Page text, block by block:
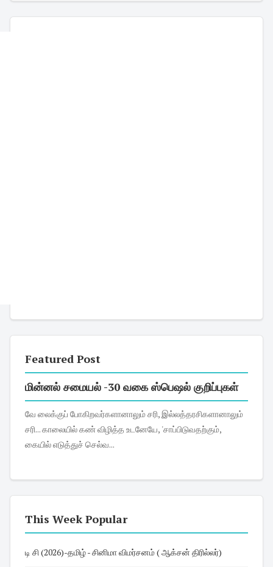
Featured Post
மின்னல் சமையல் -30 வகை ஸ்பெஷல் குறிப்புகள்
வே லைக்குப் போகிறவர்களானாலும் சரி, இல்லத்தரசிகளானாலும்
சரி... காலையில் கண் விழித்த உடனேயே, 'சாப்பிடுவதற்கும்,
கையில் எடுத்துச் செல்வ...
This Week Popular
டி சி (2026)-தமிழ் - சினிமா விமர்சனம் ( ஆக்சன் திரில்லர்)